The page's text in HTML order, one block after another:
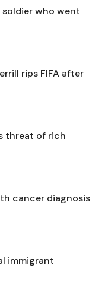
soldier who went
rips FIFA after
threat of rich
cancer diagnosis
immigrant